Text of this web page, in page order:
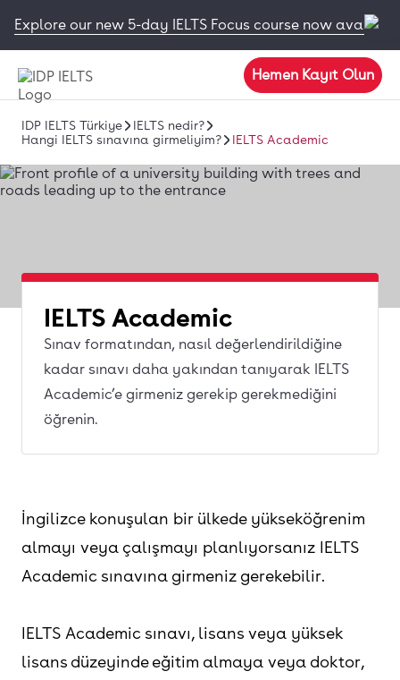
Explore our new 5-day IELTS Focus course now
Hemen Kayıt Olun
IDP IELTS Türkiye
IELTS nedir?
Hangi IELTS sınavına girmeliyim?
IELTS Academic
IELTS Academic
Sınav formatından, nasıl değerlendirildiğine
kadar sınavı daha yakından tanıyarak IELTS
Academic’e girmeniz gerekip gerekmediğini
öğrenin.
İngilizce konuşulan bir ülkede yükseköğrenim
almayı veya çalışmayı planlıyorsanız IELTS
Academic sınavına girmeniz gerekebilir.
IELTS Academic sınavı, lisans veya yüksek
lisans düzeyinde eğitim almaya veya doktor,